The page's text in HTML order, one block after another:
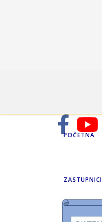
POČETNA
ZASTUPNICI